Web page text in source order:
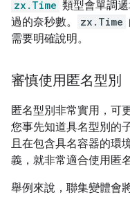
zx.Time 類型會單調
過的奈秒數。
zx.Time
需要明確說明。
審慎使用匿名型別
匿名型別非常實用，可
您事先知道具名型別的
且在包含具名容器的環
義，就非常適合使用匿
舉例來說，聯集變體會